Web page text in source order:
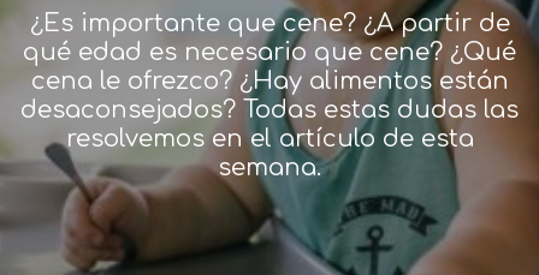
¿Es importante que cene? ¿A partir de
qué edad es necesario que cene? ¿Qué
cena le ofrezco? ¿Hay alimentos están
desaconsejados? Todas estas dudas las
resolvemos en el artículo de esta
semana.